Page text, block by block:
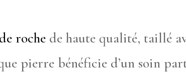
roche de haute qualité, taillé
pierre bénéficie d’un soin